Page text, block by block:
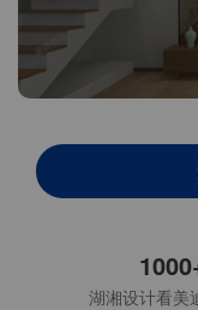
湖湘设计看美